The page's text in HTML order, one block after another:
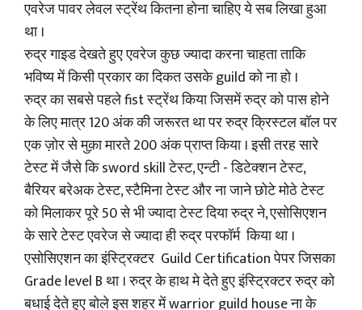
एवरेज पावर लेवल स्ट्रेंथ कितना होना चाहिए ये सब लिखा हुआ
था ।
रुद्र गाइड देखते हुए एवरेज कुछ ज्यादा करना चाहता ताकि
भविष्य में किसी प्रकार का दिकत उसके guild को ना हो ।
रुद्र का सबसे पहले fist स्ट्रेंथ किया जिसमें रुद्र को पास होने
के लिए मात्र 120 अंक की जरूरत था पर रुद्र क्रिस्टल बॉल पर
एक ज़ोर से मुक़ा मारते 200 अंक प्राप्त किया । इसी तरह सारे
टेस्ट में जैसे कि sword skill टेस्ट, एन्टी - डिटेक्शन टेस्ट,
बैरियर बरेअक टेस्ट, स्टैमिना टेस्ट और ना जाने छोटे मोठे टेस्ट
को मिलाकर पूरे 50 से भी ज्यादा टेस्ट दिया रुद्र ने, एसोसिएशन
के सारे टेस्ट एवरेज से ज्यादा ही रुद्र परफॉर्म किया था ।
एसोसिएशन का इंस्ट्रिक्टर Guild Certification पेपर जिसका
Grade level B था । रुद्र के हाथ मे देते हुए इंस्ट्रिक्टर रुद्र को
बधाई देते हुए बोले इस शहर में warrior guild house ना के